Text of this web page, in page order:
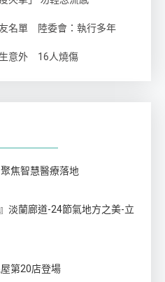
名單 陸委會：執行多年
意外 16人燒傷
焦智慧醫療落地
淡蘭廊道-24節氣地方之美-立
第20店登場